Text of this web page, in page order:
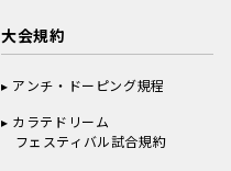
大会規約
アンチ・ドーピング規程
カラテドリーム
フェスティバル試合規約